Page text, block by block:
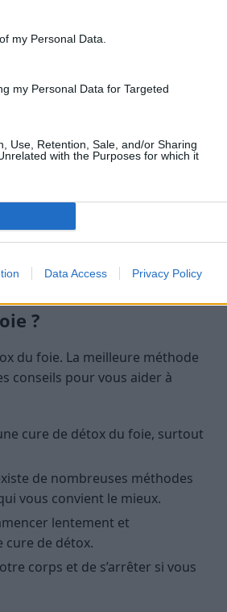
my Personal Data.
my Personal Data for Targeted
Use, Retention, Sale, and/or Sharing
with the Purposes for which it
Data Access Privacy Policy
constipation/diarrhée)
symptômes.
?
du foie. La meilleure méthode
conseils pour vous aider à
cure de détox du foie, surtout
de nombreuses méthodes
vous convient le mieux.
lentement et
cure de détox.
corps et de s’arrêter si vous